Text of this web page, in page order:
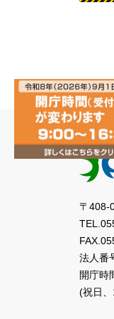
〒408-
TEL.
FAX.
法人番
開庁時
(祝日